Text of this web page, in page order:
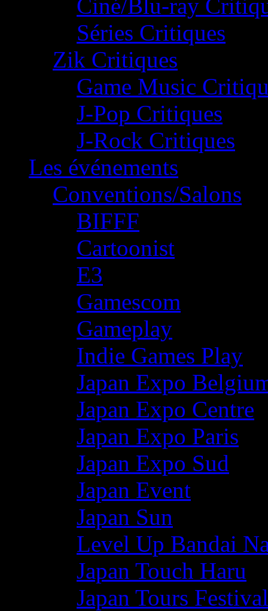
Ciné/Blu-ray
Séries Critiques
Zik Critiques
Game Music
J-Pop Critiques
J-Rock Critiques
Les événements
Conventions/Salons
BIFFF
Cartoonist
E3
Gamescom
Gameplay
Indie Games Play
Japan Expo
Japan Expo Centre
Japan Expo Paris
Japan Expo Sud
Japan Event
Japan Sun
Level Up Bandai
Japan Touch Haru
Japan Tours Festival